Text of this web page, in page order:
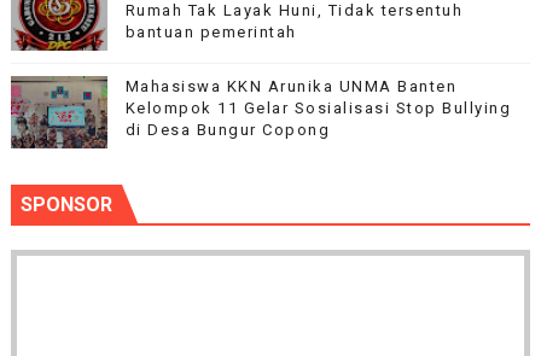
Rumah Tak Layak Huni, Tidak tersentuh
bantuan pemerintah
Mahasiswa KKN Arunika UNMA Banten
Kelompok 11 Gelar Sosialisasi Stop Bullying
di Desa Bungur Copong
SPONSOR